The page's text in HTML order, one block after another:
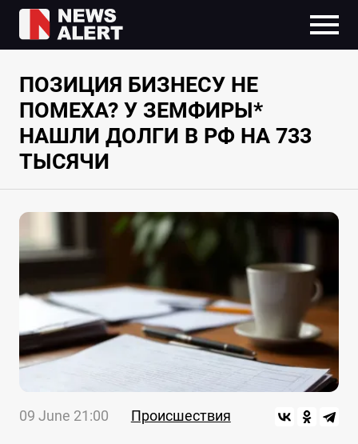
ПОЗИЦИЯ БИЗНЕСУ НЕ
ПОМЕХА? У ЗЕМФИРЫ*
НАШЛИ ДОЛГИ В РФ НА 733
ТЫСЯЧИ
09 June 21:00 Происшествия